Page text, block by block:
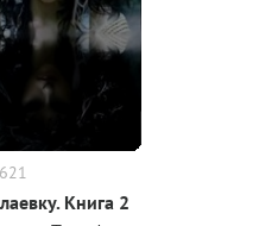
Книга 2